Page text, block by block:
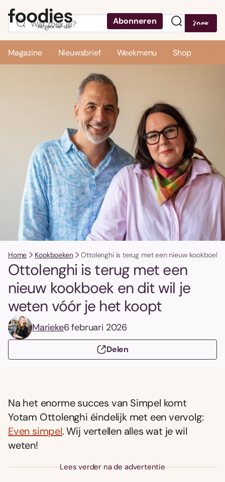
Abonneren Zoek
Magazine Nieuwsbrief Weekmenu Shop
Home Kookboeken Ottolenghi is terug met een nieuw kookboek
Ottolenghi is terug met een
nieuw kookboek en dit wil je
weten vóór je het koopt
Marieke6 februari 2026
Delen
Na het enorme succes van Simpel komt
Yotam Ottolenghi éindelijk met een vervolg:
Even simpel. Wij vertellen alles wat je wil
weten!
Lees verder na de advertentie